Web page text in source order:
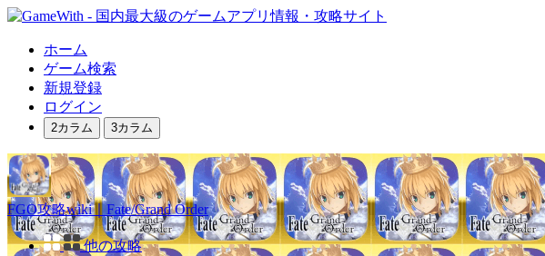
ホーム
ゲーム検索
新規登録
ログイン
2カラム 3カラム
FGO攻略wiki｜Fate/Grand Order
他の攻略